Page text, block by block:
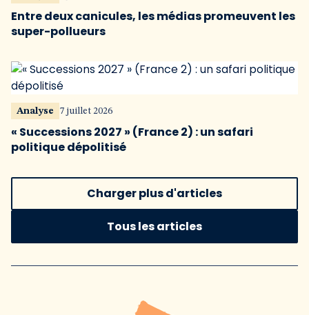
Entre deux canicules, les médias promeuvent les
super-pollueurs
Analyse 7 juillet 2026
« Successions 2027 » (France 2) : un safari
politique dépolitisé
Charger plus d'articles
Tous les articles